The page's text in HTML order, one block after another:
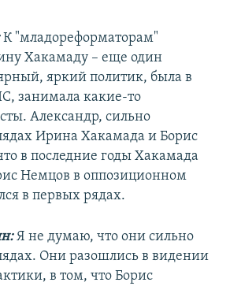
К "младореформаторам"
Хакамаду – еще один
яркий политик, была в
занимала какие-то
Александр, сильно
Ирина Хакамада и Борис
в последние годы Хакамада
Немцов в оппозиционном
в первых рядах.
Я не думаю, что они сильно
Они разошлись в видении
в том, что Борис